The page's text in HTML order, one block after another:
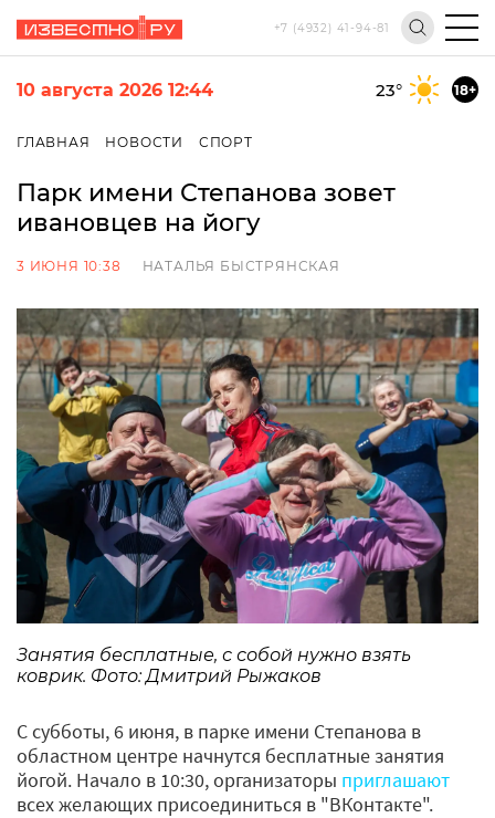
+7 (4932) 41-94-81
10 августа 2026 12:44 23° 18+
ГЛАВНАЯ НОВОСТИ СПОРТ
Парк имени Степанова зовет
ивановцев на йогу
3 ИЮНЯ 10:38 НАТАЛЬЯ БЫСТРЯНСКАЯ
Занятия бесплатные, с собой нужно взять
коврик. Фото: Дмитрий Рыжаков
С субботы, 6 июня, в парке имени Степанова в
областном центре начнутся бесплатные занятия
йогой. Начало в 10:30, организаторы приглашают
всех желающих присоединиться в "ВКонтакте".